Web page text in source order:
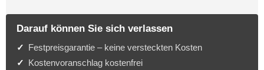
Darauf können Sie sich verlassen
Festpreisgarantie – keine versteckten Kosten
Kostenvoranschlag kostenfrei